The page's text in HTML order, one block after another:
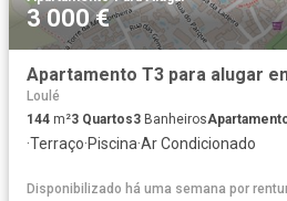
3 000 €
Apartamento T3 para alugar
Loulé
144 m²3 Quartos3 Banheiros
·Terraço·Piscina·Ar Condicionado
Disponibilizado há uma semana por